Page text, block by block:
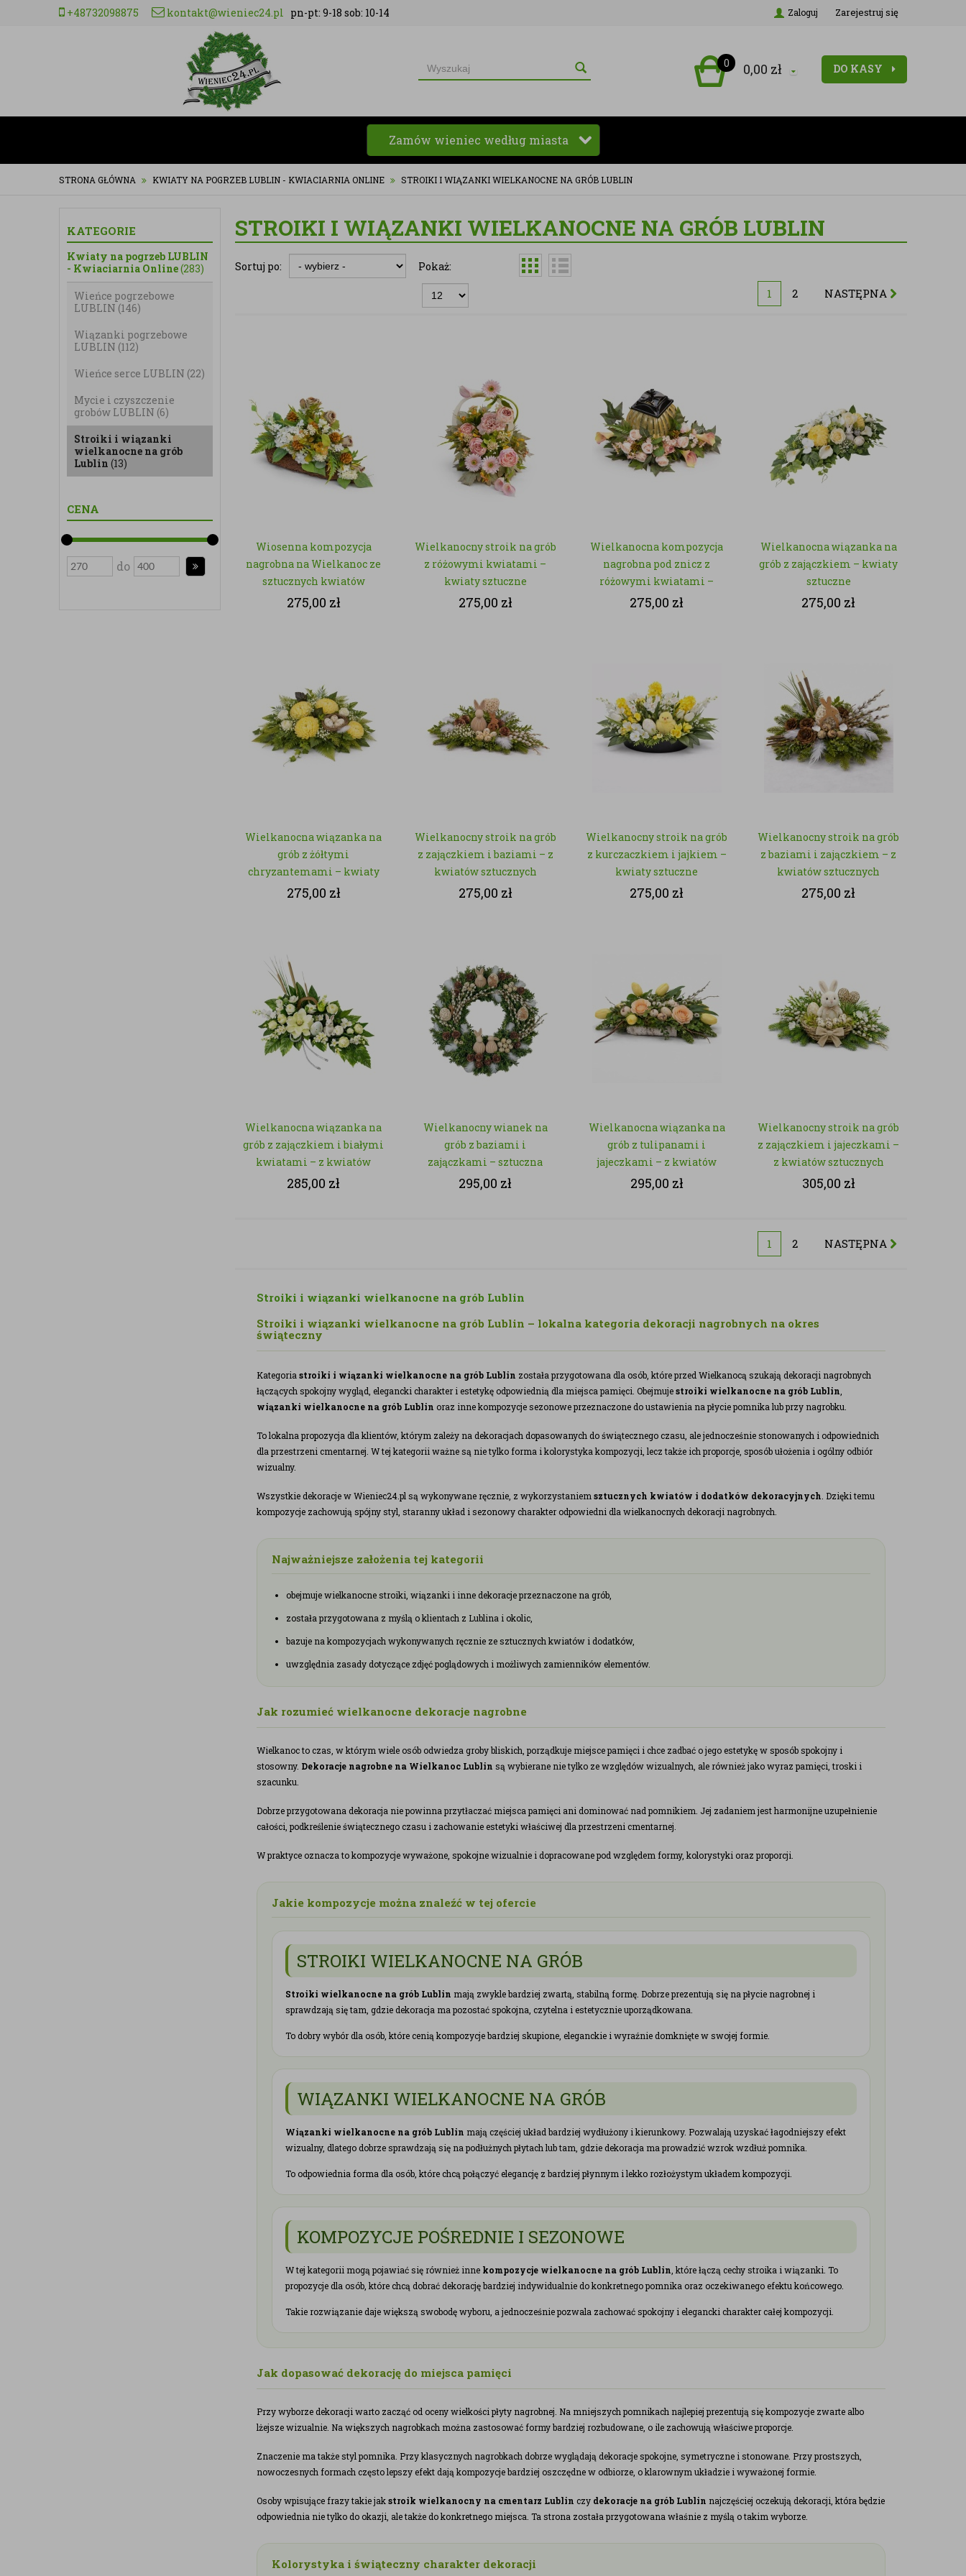
+48732098875 kontakt@wieniec24.pl pn-pt: 9-18 sob: 10-14 Zaloguj Zarejestruj się
0 0,00 zł DO KASY
Zamów wieniec według miasta
STRONA GŁÓWNA KWIATY NA POGRZEB LUBLIN - KWIACIARNIA ONLINE STROIKI I WIĄZANKI WIELKANOCNE NA GRÓB LUBLIN
KATEGORIE
Kwiaty na pogrzeb LUBLIN
- Kwiaciarnia Online(283)
Wieńce pogrzebowe
LUBLIN (146)
Wiązanki pogrzebowe
LUBLIN (112)
Wieńce serce LUBLIN (22)
Mycie i czyszczenie
grobów LUBLIN (6)
Stroiki i wiązanki
wielkanocne na grób
Lublin (13)
CENA
do
STROIKI I WIĄZANKI WIELKANOCNE NA GRÓB LUBLIN
Sortuj po: Pokaż:
1 2 NASTĘPNA
Wiosenna kompozycja
nagrobna na Wielkanoc ze
sztucznych kwiatów
275,00 zł
Wielkanocny stroik na grób
z różowymi kwiatami –
kwiaty sztuczne
275,00 zł
Wielkanocna kompozycja
nagrobna pod znicz z
różowymi kwiatami –
kwiaty sztuczne
275,00 zł
Wielkanocna wiązanka na
grób z zajączkiem – kwiaty
sztuczne
275,00 zł
Wielkanocna wiązanka na
grób z żółtymi
chryzantemami – kwiaty
sztuczne
275,00 zł
Wielkanocny stroik na grób
z zajączkiem i baziami – z
kwiatów sztucznych
275,00 zł
Wielkanocny stroik na grób
z kurczaczkiem i jajkiem –
kwiaty sztuczne
275,00 zł
Wielkanocny stroik na grób
z baziami i zajączkiem – z
kwiatów sztucznych
275,00 zł
Wielkanocna wiązanka na
grób z zajączkiem i białymi
kwiatami – z kwiatów
sztucznych
285,00 zł
Wielkanocny wianek na
grób z baziami i
zajączkami – sztuczna
zieleń
295,00 zł
Wielkanocna wiązanka na
grób z tulipanami i
jajeczkami – z kwiatów
sztucznych
295,00 zł
Wielkanocny stroik na grób
z zajączkiem i jajeczkami –
z kwiatów sztucznych
305,00 zł
1 2 NASTĘPNA
Stroiki i wiązanki wielkanocne na grób Lublin
Stroiki i wiązanki wielkanocne na grób Lublin – lokalna kategoria dekoracji nagrobnych na okres
świąteczny
Kategoria stroiki i wiązanki wielkanocne na grób Lublin została przygotowana dla osób, które przed Wielkanocą szukają dekoracji nagrobnych
łączących spokojny wygląd, elegancki charakter i estetykę odpowiednią dla miejsca pamięci. Obejmujestroiki wielkanocne na grób Lublin
wiązanki wielkanocne na grób Lublin oraz inne kompozycje sezonowe przeznaczone do ustawienia na płycie pomnika lub przy nagrobku.
To lokalna propozycja dla klientów, którym zależy na dekoracjach dopasowanych do świątecznego czasu, ale jednocześnie stonowanych i odpowiednich
dla przestrzeni cmentarnej. W tej kategorii ważne są nie tylko forma i kolorystyka kompozycji, lecz także ich proporcje, sposób ułożenia i ogólny odbiór
wizualny.
Wszystkie dekoracje w Wieniec24.pl są wykonywane ręcznie, z wykorzystaniem sztucznych kwiatów i dodatków dekoracyjnych . Dzięki temu
kompozycje zachowują spójny styl, staranny układ i sezonowy charakter odpowiedni dla wielkanocnych dekoracji nagrobnych.
Najważniejsze założenia tej kategorii
obejmuje wielkanocne stroiki, wiązanki i inne dekoracje przeznaczone na grób,
została przygotowana z myślą o klientach z Lublina i okolic,
bazuje na kompozycjach wykonywanych ręcznie ze sztucznych kwiatów i dodatków,
uwzględnia zasady dotyczące zdjęć poglądowych i możliwych zamienników elementów.
Jak rozumieć wielkanocne dekoracje nagrobne
Wielkanoc to czas, w którym wiele osób odwiedza groby bliskich, porządkuje miejsce pamięci i chce zadbać o jego estetykę w sposób spokojny i
stosowny. Dekoracje nagrobne na Wielkanoc Lublin są wybierane nie tylko ze względów wizualnych, ale również jako wyraz pamięci, troski i
szacunku.
Dobrze przygotowana dekoracja nie powinna przytłaczać miejsca pamięci ani dominować nad pomnikiem. Jej zadaniem jest harmonijne uzupełnienie
całości, podkreślenie świątecznego czasu i zachowanie estetyki właściwej dla przestrzeni cmentarnej.
W praktyce oznacza to kompozycje wyważone, spokojne wizualnie i dopracowane pod względem formy, kolorystyki oraz proporcji.
Jakie kompozycje można znaleźć w tej ofercie
STROIKI WIELKANOCNE NA GRÓB
Stroiki wielkanocne na grób Lublin mają zwykle bardziej zwartą, stabilną formę. Dobrze prezentują się na płycie nagrobnej i
sprawdzają się tam, gdzie dekoracja ma pozostać spokojna, czytelna i estetycznie uporządkowana.
To dobry wybór dla osób, które cenią kompozycje bardziej skupione, eleganckie i wyraźnie domknięte w swojej formie.
WIĄZANKI WIELKANOCNE NA GRÓB
Wiązanki wielkanocne na grób Lublin mają częściej układ bardziej wydłużony i kierunkowy. Pozwalają uzyskać łagodniejszy efekt
wizualny, dlatego dobrze sprawdzają się na podłużnych płytach lub tam, gdzie dekoracja ma prowadzić wzrok wzdłuż pomnika.
To odpowiednia forma dla osób, które chcą połączyć elegancję z bardziej płynnym i lekko rozłożystym układem kompozycji.
KOMPOZYCJE POŚREDNIE I SEZONOWE
W tej kategorii mogą pojawiać się również inne kompozycje wielkanocne na grób Lublin , które łączą cechy stroika i wiązanki. To
propozycje dla osób, które chcą dobrać dekorację bardziej indywidualnie do konkretnego pomnika oraz oczekiwanego efektu końcowego.
Takie rozwiązanie daje większą swobodę wyboru, a jednocześnie pozwala zachować spokojny i elegancki charakter całej kompozycji.
Jak dopasować dekorację do miejsca pamięci
Przy wyborze dekoracji warto zacząć od oceny wielkości płyty nagrobnej. Na mniejszych pomnikach najlepiej prezentują się kompozycje zwarte albo
lżejsze wizualnie. Na większych nagrobkach można zastosować formy bardziej rozbudowane, o ile zachowują właściwe proporcje.
Znaczenie ma także styl pomnika. Przy klasycznych nagrobkach dobrze wyglądają dekoracje spokojne, symetryczne i stonowane. Przy prostszych,
nowoczesnych formach często lepszy efekt dają kompozycje bardziej oszczędne w odbiorze, o klarownym układzie i wyważonej formie.
Osoby wpisujące frazy takie jakstroik wielkanocny na cmentarz Lublin czy dekoracje na grób Lublin najczęściej oczekują dekoracji, która będzie
odpowiednia nie tylko do okazji, ale także do konkretnego miejsca. Ta strona została przygotowana właśnie z myślą o takim wyborze.
Kolorystyka i świąteczny charakter dekoracji